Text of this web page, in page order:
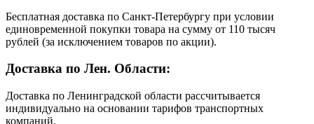
Бесплатная доставка по Санкт-Петербургу при условии
единовременной покупки товара на сумму от 110 тысяч
рублей (за исключением товаров по акции).
Доставка по Лен. Области:
Доставка по Ленинградской области рассчитывается
индивидуально на основании тарифов транспортных
компаний.